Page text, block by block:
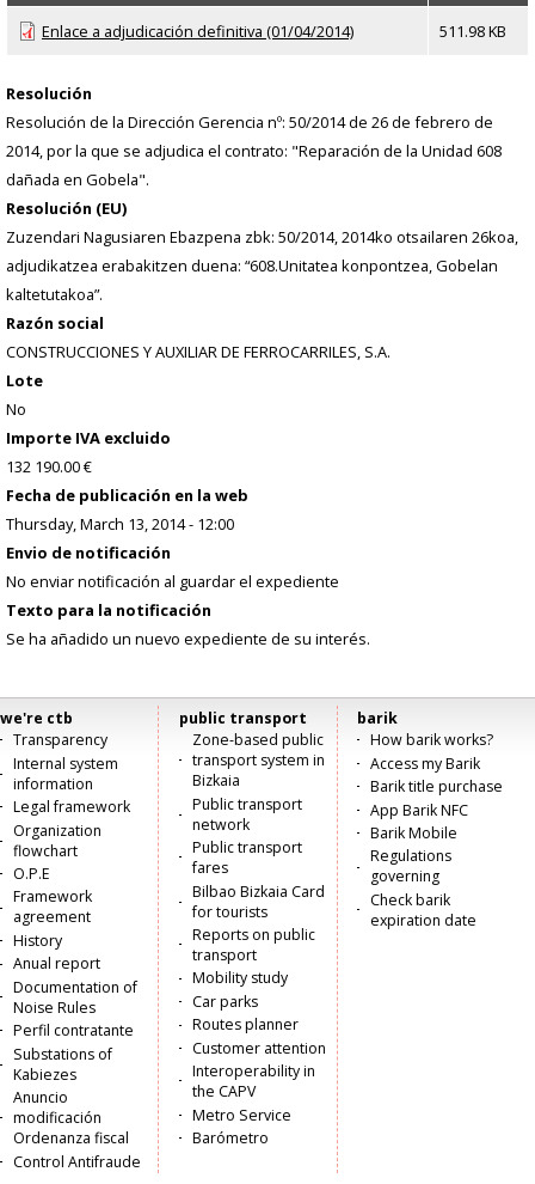
Enlace a adjudicación definitiva (01/04/2014) 511.98 KB
Resolución
Resolución de la Dirección Gerencia nº: 50/2014 de 26 de febrero de
2014, por la que se adjudica el contrato: "Reparación de la Unidad 608
dañada en Gobela".
Resolución (EU)
Zuzendari Nagusiaren Ebazpena zbk: 50/2014, 2014ko otsailaren 26koa,
adjudikatzea erabakitzen duena: “608.Unitatea konpontzea, Gobelan
kaltetutakoa”.
Razón social
CONSTRUCCIONES Y AUXILIAR DE FERROCARRILES, S.A.
Lote
No
Importe IVA excluido
132 190.00 €
Fecha de publicación en la web
Thursday, March 13, 2014 - 12:00
Envio de notificación
No enviar notificación al guardar el expediente
Texto para la notificación
Se ha añadido un nuevo expediente de su interés.
Menú
principal
we're ctb
Transparency
Internal system
information
Legal framework
Organization
flowchart
O.P.E
Framework
agreement
History
Anual report
Documentation of
Noise Rules
Perfil contratante
Substations of
Kabiezes
Anuncio
modificación
Ordenanza fiscal
Control Antifraude
public transport
Zone-based public
transport system in
Bizkaia
Public transport
network
Public transport
fares
Bilbao Bizkaia Card
for tourists
Reports on public
transport
Mobility study
Car parks
Routes planner
Customer attention
Interoperability in
the CAPV
Metro Service
Barómetro
barik
How barik works?
Access my Barik
Barik title purchase
App Barik NFC
Barik Mobile
Regulations
governing
Check barik
expiration date